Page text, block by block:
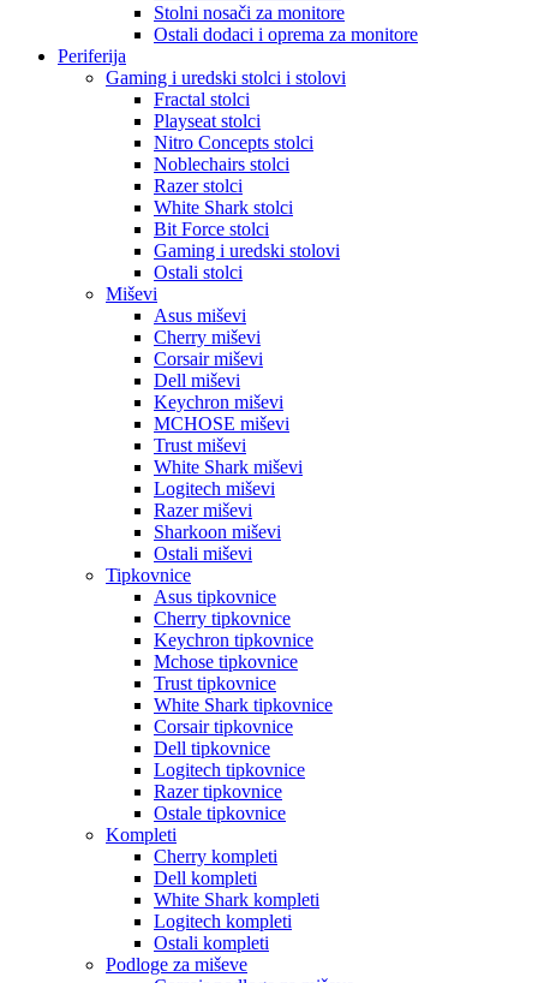
Stolni nosači za monitore
Ostali dodaci i oprema za monitore
Periferija
Gaming i uredski stolci i stolovi
Fractal stolci
Playseat stolci
Nitro Concepts stolci
Noblechairs stolci
Razer stolci
White Shark stolci
Bit Force stolci
Gaming i uredski stolovi
Ostali stolci
Miševi
Asus miševi
Cherry miševi
Corsair miševi
Dell miševi
Keychron miševi
MCHOSE miševi
Trust miševi
White Shark miševi
Logitech miševi
Razer miševi
Sharkoon miševi
Ostali miševi
Tipkovnice
Asus tipkovnice
Cherry tipkovnice
Keychron tipkovnice
Mchose tipkovnice
Trust tipkovnice
White Shark tipkovnice
Corsair tipkovnice
Dell tipkovnice
Logitech tipkovnice
Razer tipkovnice
Ostale tipkovnice
Kompleti
Cherry kompleti
Dell kompleti
White Shark kompleti
Logitech kompleti
Ostali kompleti
Podloge za miševe